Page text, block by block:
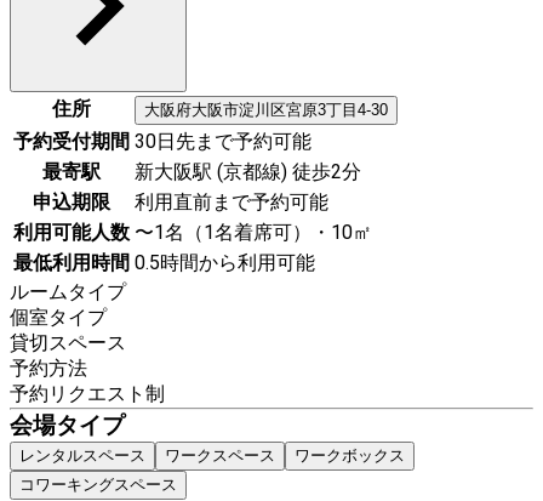
住所 大阪府大阪市淀川区宮原3丁目4-30
予約受付期間 30日先まで予約可能
最寄駅
新大阪駅 (京都線) 徒歩2分
申込期限
利用直前まで予約可能
利用可能人数 〜1名（1名着席可）・10㎡
最低利用時間 0.5時間から利用可能
ルームタイプ
個室タイプ
貸切スペース
予約方法
予約リクエスト制
会場タイプ
レンタルスペース ワークスペース
ワークボックス
コワーキングスペース